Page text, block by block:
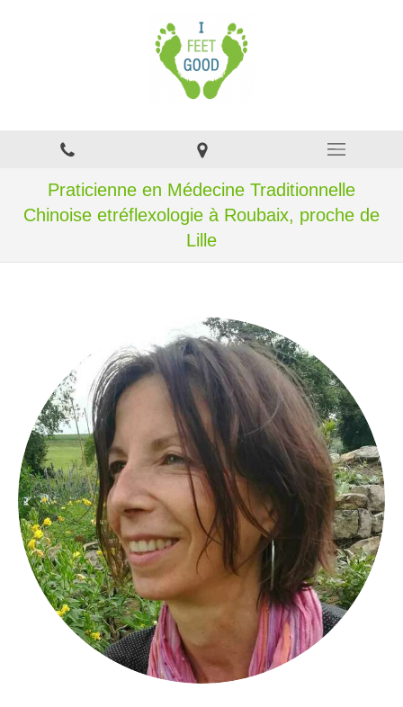
Praticienne en Médecine Traditionnelle
Chinoise etréflexologie à Roubaix, proche de
Lille